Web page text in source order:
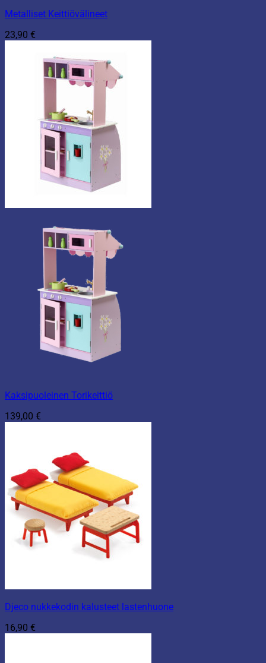
Metalliset Keittiövälineet
23,90 €
Kaksipuoleinen Torikeittiö
139,00 €
Djeco nukkekodin kalusteet lastenhuone
16,90 €